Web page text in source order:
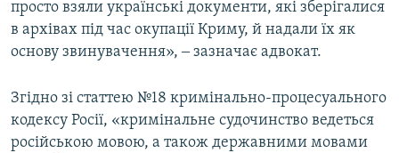
просто взяли українські документи, які зберігалися
в архівах під час окупації Криму, й надали їх як
основу звинувачення», ‒ зазначає адвокат.
Згідно зі статтею №18 кримінально-процесуального
кодексу Росії, «кримінальне судочинство ведеться
російською мовою, а також державними мовами